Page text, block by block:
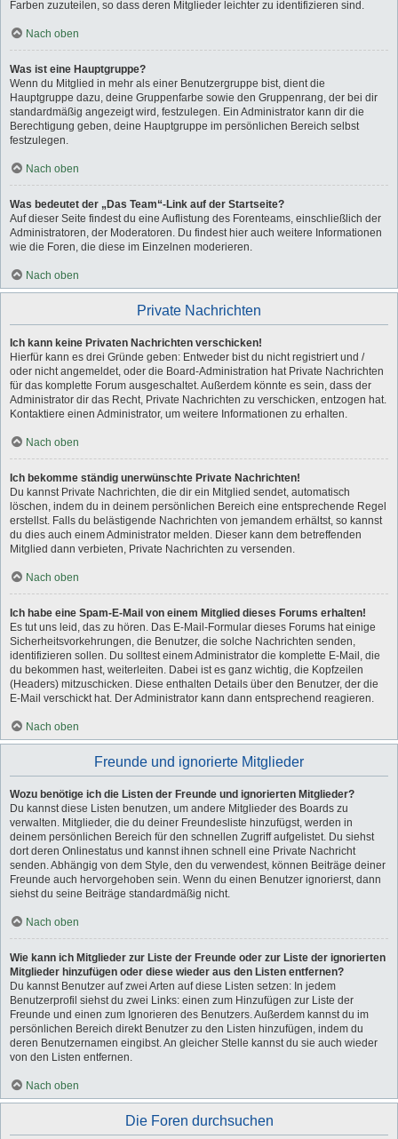
Farben zuzuteilen, so dass deren Mitglieder leichter zu identifizieren sind.
Nach oben
Was ist eine Hauptgruppe?
Wenn du Mitglied in mehr als einer Benutzergruppe bist, dient die
Hauptgruppe dazu, deine Gruppenfarbe sowie den Gruppenrang, der bei dir
standardmäßig angezeigt wird, festzulegen. Ein Administrator kann dir die
Berechtigung geben, deine Hauptgruppe im persönlichen Bereich selbst
festzulegen.
Nach oben
Was bedeutet der „Das Team“-Link auf der Startseite?
Auf dieser Seite findest du eine Auflistung des Forenteams, einschließlich der
Administratoren, der Moderatoren. Du findest hier auch weitere Informationen
wie die Foren, die diese im Einzelnen moderieren.
Nach oben
Private Nachrichten
Ich kann keine Privaten Nachrichten verschicken!
Hierfür kann es drei Gründe geben: Entweder bist du nicht registriert und /
oder nicht angemeldet, oder die Board-Administration hat Private Nachrichten
für das komplette Forum ausgeschaltet. Außerdem könnte es sein, dass der
Administrator dir das Recht, Private Nachrichten zu verschicken, entzogen hat.
Kontaktiere einen Administrator, um weitere Informationen zu erhalten.
Nach oben
Ich bekomme ständig unerwünschte Private Nachrichten!
Du kannst Private Nachrichten, die dir ein Mitglied sendet, automatisch
löschen, indem du in deinem persönlichen Bereich eine entsprechende Regel
erstellst. Falls du belästigende Nachrichten von jemandem erhältst, so kannst
du dies auch einem Administrator melden. Dieser kann dem betreffenden
Mitglied dann verbieten, Private Nachrichten zu versenden.
Nach oben
Ich habe eine Spam-E-Mail von einem Mitglied dieses Forums erhalten!
Es tut uns leid, das zu hören. Das E-Mail-Formular dieses Forums hat einige
Sicherheitsvorkehrungen, die Benutzer, die solche Nachrichten senden,
identifizieren sollen. Du solltest einem Administrator die komplette E-Mail, die
du bekommen hast, weiterleiten. Dabei ist es ganz wichtig, die Kopfzeilen
(Headers) mitzuschicken. Diese enthalten Details über den Benutzer, der die
E-Mail verschickt hat. Der Administrator kann dann entsprechend reagieren.
Nach oben
Freunde und ignorierte Mitglieder
Wozu benötige ich die Listen der Freunde und ignorierten Mitglieder?
Du kannst diese Listen benutzen, um andere Mitglieder des Boards zu
verwalten. Mitglieder, die du deiner Freundesliste hinzufügst, werden in
deinem persönlichen Bereich für den schnellen Zugriff aufgelistet. Du siehst
dort deren Onlinestatus und kannst ihnen schnell eine Private Nachricht
senden. Abhängig von dem Style, den du verwendest, können Beiträge deiner
Freunde auch hervorgehoben sein. Wenn du einen Benutzer ignorierst, dann
siehst du seine Beiträge standardmäßig nicht.
Nach oben
Wie kann ich Mitglieder zur Liste der Freunde oder zur Liste der ignorierten
Mitglieder hinzufügen oder diese wieder aus den Listen entfernen?
Du kannst Benutzer auf zwei Arten auf diese Listen setzen: In jedem
Benutzerprofil siehst du zwei Links: einen zum Hinzufügen zur Liste der
Freunde und einen zum Ignorieren des Benutzers. Außerdem kannst du im
persönlichen Bereich direkt Benutzer zu den Listen hinzufügen, indem du
deren Benutzernamen eingibst. An gleicher Stelle kannst du sie auch wieder
von den Listen entfernen.
Nach oben
Die Foren durchsuchen